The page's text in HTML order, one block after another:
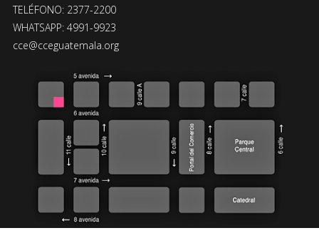
TELÉFONO: 2377-2200
WHATSAPP: 4991-9923
cce@cceguatemala.org